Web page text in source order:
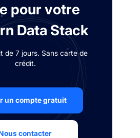
pour votre
Data Stack
de 7 jours. Sans carte de
crédit.
un compte gratuit
contacter